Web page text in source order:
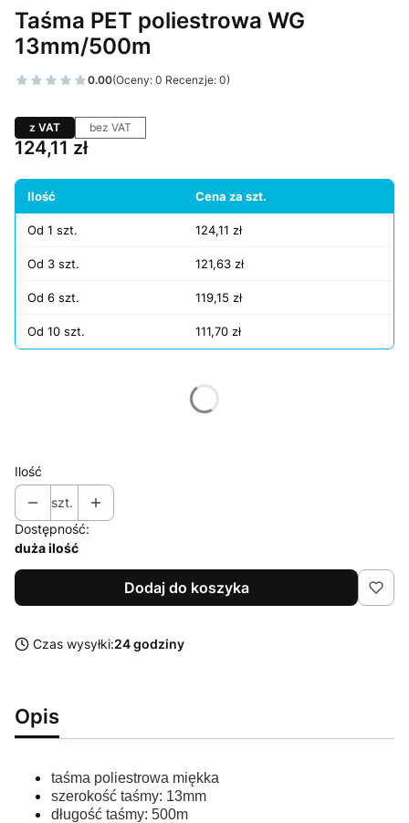
Taśma PET poliestrowa WG
13mm/500m
0.00(Oceny: 0 Recenzje: 0)
z VAT bez VAT
Cena
124,11 zł
Ilość Cena za szt.
Od 1 szt. 124,11 zł
Od 3 szt. 121,63 zł
Od 6 szt. 119,15 zł
Od 10 szt. 111,70 zł
Poszczególne warianty mogą różnić się ceną
Ilość
szt.
Dostępność:
duża ilość
Dodaj do koszyka
Czas wysyłki:24 godziny
Opis
taśma poliestrowa miękka
szerokość taśmy: 13mm
długość taśmy: 500m